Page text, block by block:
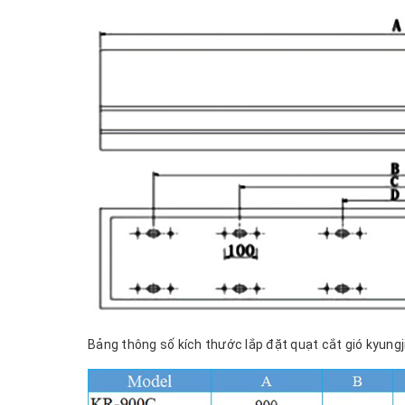
Bảng thông số kích thước lắp đặt quạt cắt gió